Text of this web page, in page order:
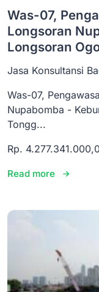
Was-07,
Longsoran
Longsoran
Jasa Konsultansi
Was-07,
Nupabomba -
Tongg...
Rp.
Read more